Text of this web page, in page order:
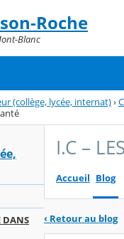
Roche
Blanc
(collège, lycée, internat)›
DANS
I.C –
Accueil Blog
‹ Retour au blog